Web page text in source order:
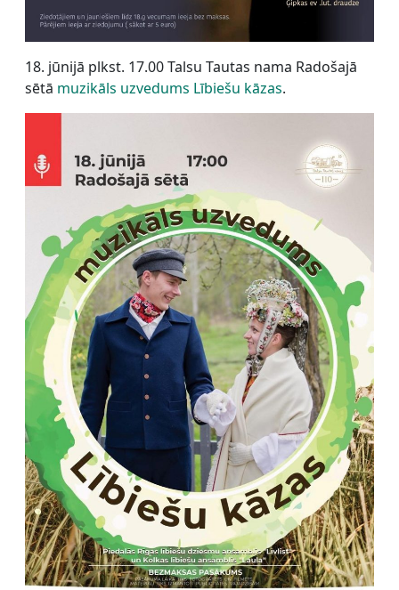
18. jūnijā plkst. 17.00 Talsu Tautas nama Radošajā
sētā muzikāls uzvedums Lībiešu kāzas.